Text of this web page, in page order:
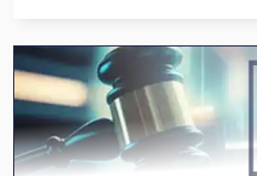
Gkt 60
Hsc 20 Linear
Mbo T 530